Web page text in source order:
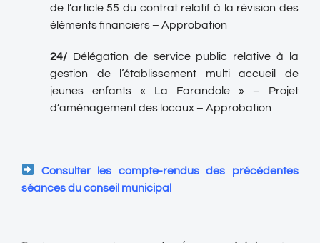
de l’article 55 du contrat relatif à la révision des
éléments financiers – Approbation
24/ Délégation de service public relative à la
gestion de l’établissement multi accueil de
jeunes enfants « La Farandole » – Projet
d’aménagement des locaux – Approbation
Consulter les compte-rendus des précédentes
séances du conseil municipal